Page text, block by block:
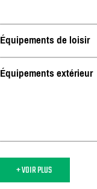
Équipements de loisir
Équipements extérieur
+ VOIR PLUS